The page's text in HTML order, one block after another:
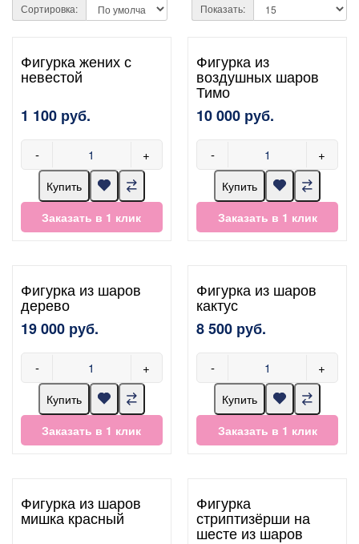
Сортировка: Показать:
Фигурка жених с
невестой
1 100 руб.
- +
Купить
Заказать в 1 клик
Фигурка из
воздушных шаров
Тимо
10 000 руб.
- +
Купить
Заказать в 1 клик
Фигурка из шаров
дерево
19 000 руб.
- +
Купить
Заказать в 1 клик
Фигурка из шаров
кактус
8 500 руб.
- +
Купить
Заказать в 1 клик
Фигурка из шаров
мишка красный
Фигурка
стриптизёрши на
шесте из шаров